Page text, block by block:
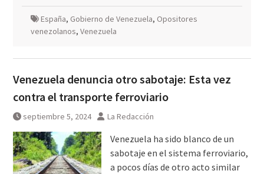
España, Gobierno de Venezuela, Opositores
venezolanos, Venezuela
Venezuela denuncia otro sabotaje: Esta vez
contra el transporte ferroviario
septiembre 5, 2024 La Redacción
Venezuela ha sido blanco de un
sabotaje en el sistema ferroviario,
a pocos días de otro acto similar